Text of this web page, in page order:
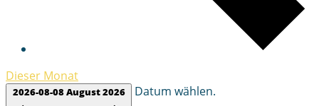
Dieser Monat
2026-08-08August 2026 Datum wählen.